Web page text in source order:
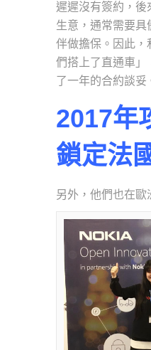
遲遲沒有簽約，後
生意，通常需要
伴做擔保。因此，
們搭上了直通車」
了一年的合約談妥
2017年
鎖定法
另外，他們也在歐